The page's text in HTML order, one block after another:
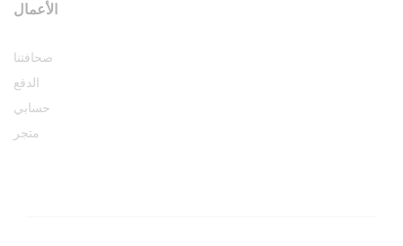
الأعمال
صحافتنا
الدفع
حسابي
متجر